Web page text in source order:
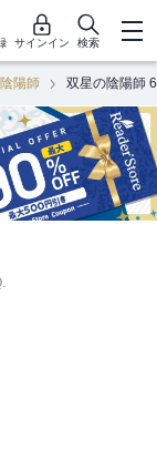
サインイン 検索
陽師 双星の陰陽師 6